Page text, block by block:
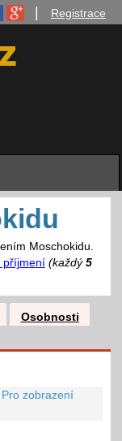
Registrace
Moschokidu.
příjmení (každý 5
Osobnosti
Pro zobrazení